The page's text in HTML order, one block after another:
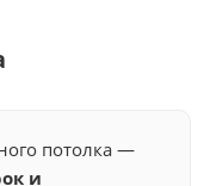
и другими
потолка —
и